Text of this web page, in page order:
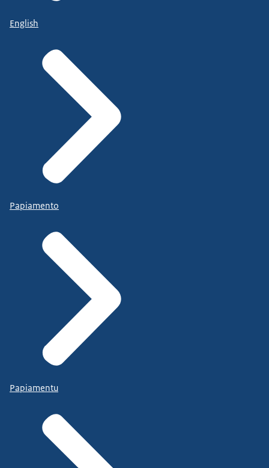
English
Papiamento
Papiamentu